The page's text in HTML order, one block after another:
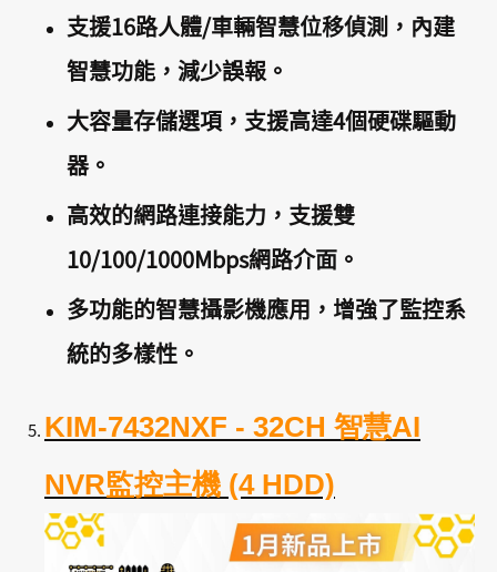
支援16路人體/車輛智慧位移偵測，內建
智慧功能，減少誤報。
大容量存儲選項，支援高達4個硬碟驅動
器。
高效的網路連接能力，支援雙
10/100/1000Mbps網路介面。
多功能的智慧攝影機應用，增強了監控系
統的多樣性。
KIM-7432NXF - 32CH 智慧AI
NVR監控主機 (4 HDD)